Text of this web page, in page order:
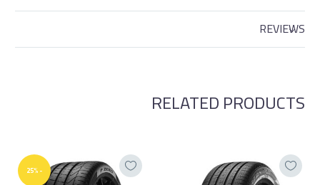
REVIEWS
RELATED PRODUCTS
-25%